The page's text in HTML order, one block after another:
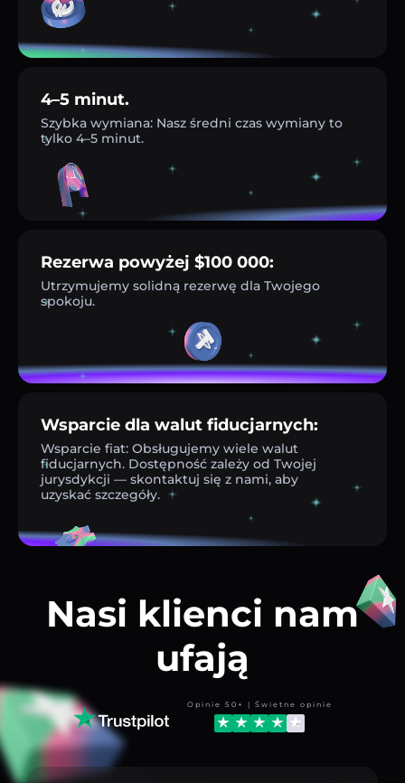
4–5 minut.
Szybka wymiana: Nasz średni czas wymiany to
tylko 4–5 minut.
Rezerwa powyżej $100 000:
Utrzymujemy solidną rezerwę dla Twojego
spokoju.
Wsparcie dla walut fiducjarnych:
Wsparcie fiat: Obsługujemy wiele walut
fiducjarnych. Dostępność zależy od Twojej
jurysdykcji — skontaktuj się z nami, aby
uzyskać szczegóły.
Nasi klienci nam
ufają
Opinie 50+ | Świetne opinie